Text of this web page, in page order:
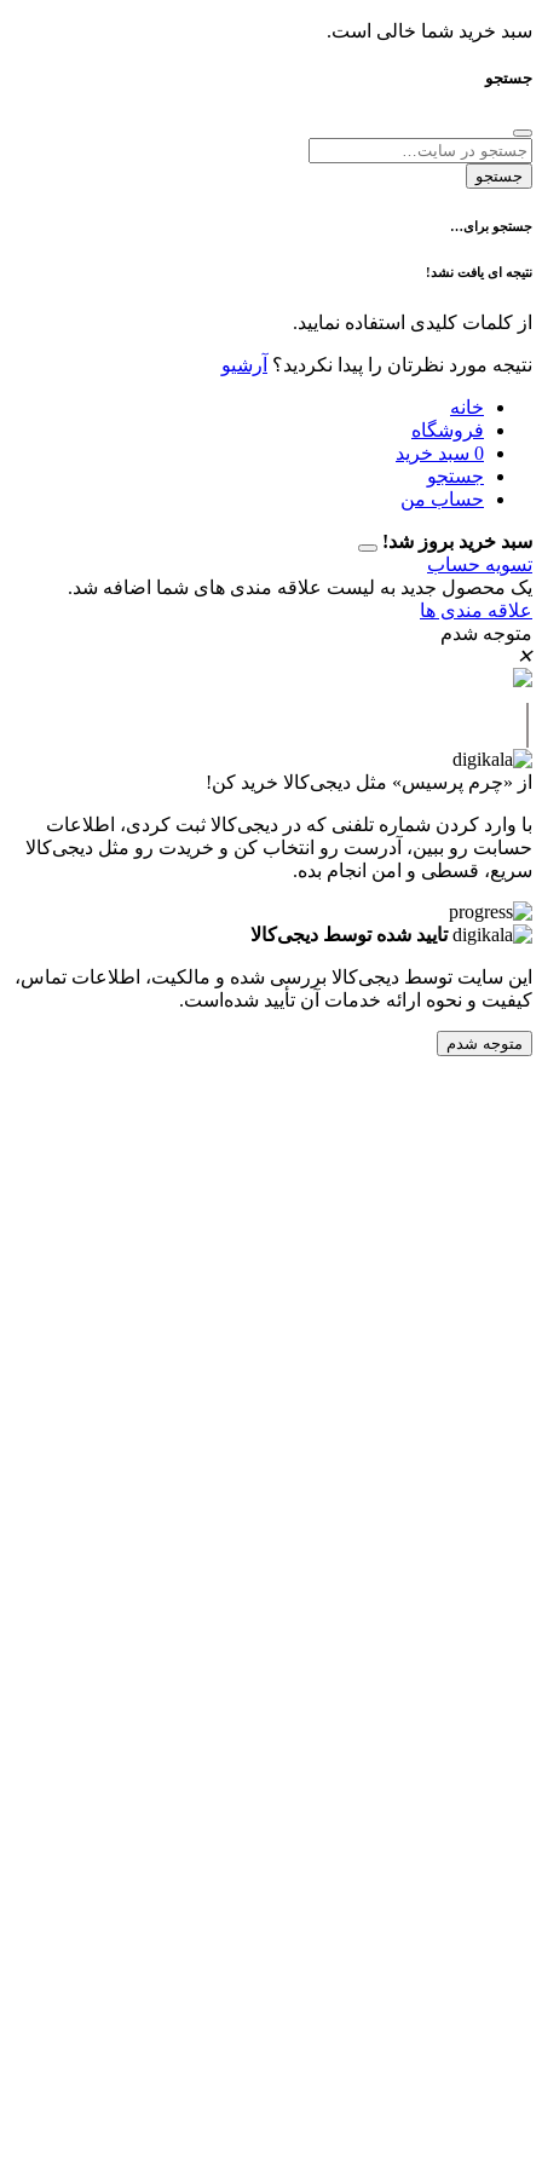
شما خالی است.
نشد!
کلیدی استفاده نمایید.
نظرتان را پیدا نکردید؟ آرشیو
سبد خرید
من
بروز شد!
جدید به لیست علاقه مندی های شما اضافه شد.
ها
پرسیس» مثل دیجی‌کالا خرید کن!
شماره تلفنی که در دیجی‌کالا ثبت کردی، اطلاعات
ببین، آدرست رو انتخاب کن و خریدت رو مثل دیجی‌کالا
و امن انجام بده.
تایید شده توسط دیجی‌کالا
توسط دیجی‌کالا بررسی شده و مالکیت، اطلاعات تماس،
ارائه خدمات آن تأیید شده‌است.